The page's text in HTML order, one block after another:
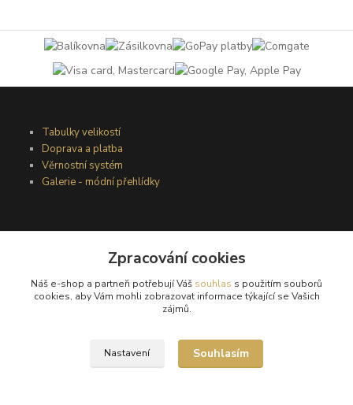
Tabulky velikostí
Doprava a platba
Věrnostní systém
Galerie - módní přehlídky
Obchodní podmínky
Ochrana osobních údajů
Kontakty
Reklamační řád
Zpracování cookies
Náš e-shop a partneři potřebují Váš souhlas s použitím souborů
cookies, aby Vám mohli zobrazovat informace týkající se Vašich
zájmů.
Nastavení Souhlasím